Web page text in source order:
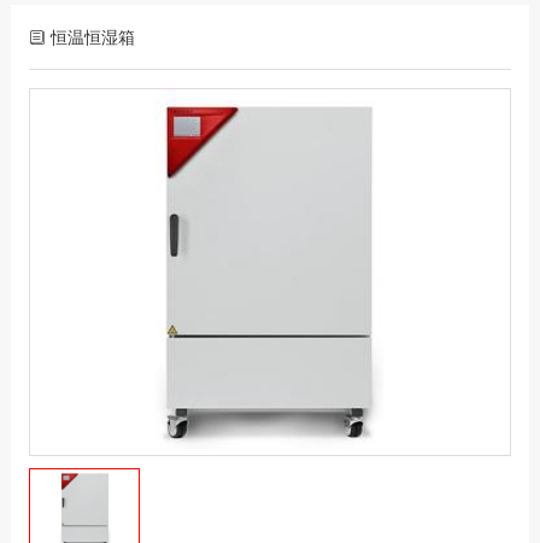
恒温恒湿箱